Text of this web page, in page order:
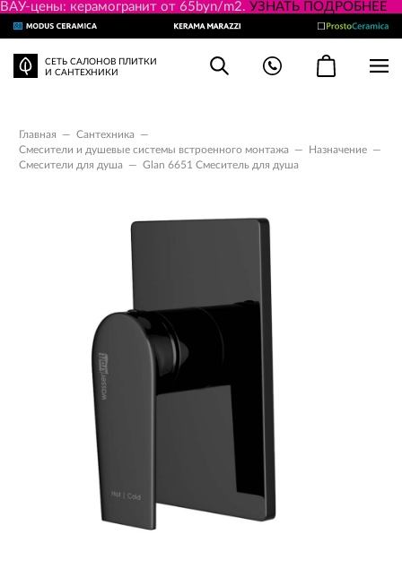
ВАУ-цены: керамогранит от 65byn/m2. УЗНАТЬ ПОДРОБНЕЕ
СЕТЬ САЛОНОВ ПЛИТКИ
И САНТЕХНИКИ
Главная — Сантехника
—
Смесители и душевые системы встроенного монтажа
— Назначение —
Смесители для душа
— Glan 6651 Смеситель для душа